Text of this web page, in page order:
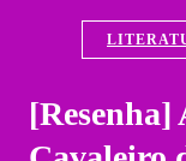
[Resenha]